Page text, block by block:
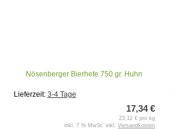
Nösenberger Bierhefe 750 gr. Huhn
Lieferzeit: 3-4 Tage
17,34 €
23,12 € pro kg
inkl. 7 % MwSt. inkl.Versandkosten